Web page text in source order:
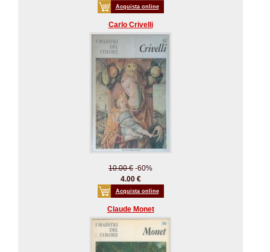
Acquista online
Carlo Crivelli
10.00 € -60%
4.00 €
Acquista online
Claude Monet